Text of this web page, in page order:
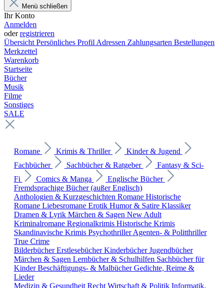
Menü schließen
Ihr Konto
Anmelden
oderregistrieren
Übersicht Persönliches Profil Adressen Zahlungsarten Bestellungen
Merkzettel
Warenkorb
Startseite
Bücher
Musik
Filme
Sonstiges
SALE
Romane Krimis & Thriller
Kinder & Jugend
Fachbücher
Sachbücher & Ratgeber
Fantasy & Sci-
Fi
Comics & Manga
Englische Bücher
Fremdsprachige Bücher (außer Englisch)
Anthologien & Kurzgeschichten Romane Historische
Romane Liebesromane Erotik Humor & Satire Klassiker
Dramen & Lyrik Märchen & Sagen New Adult
Kriminalromane Regionalkrimis Historische Krimis
Skandinavische Krimis PsychothrillerAgenten- & Politthriller
True Crime
BilderbücherErstlesebücherKinderbücherJugendbücher
Märchen & Sagen Lernbücher & Schulhilfen Sachbücher für
KinderBeschäftigungs- & MalbücherGedichte, Reime &
Lieder
Medizin & Gesundheit Recht Wirtschaft & Politik Informatik,